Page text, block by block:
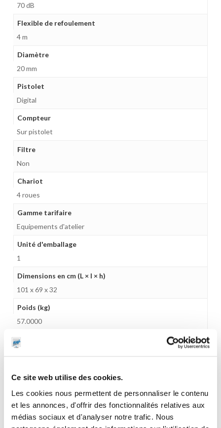
Ce site web utilise des cookies.
Les cookies nous permettent de personnaliser le contenu
et les annonces, d'offrir des fonctionnalités relatives aux
médias sociaux et d'analyser notre trafic. Nous
70 dB
Flexible de refoulement
4 m
Diamètre
20 mm
Pistolet
Digital
Compteur
Sur pistolet
Filtre
Non
Chariot
4 roues
Gamme tarifaire
Equipements d'atelier
Unité d'emballage
1
Dimensions en cm (L × l × h)
101 x 69 x 32
Poids (kg)
57.0000
Garantie